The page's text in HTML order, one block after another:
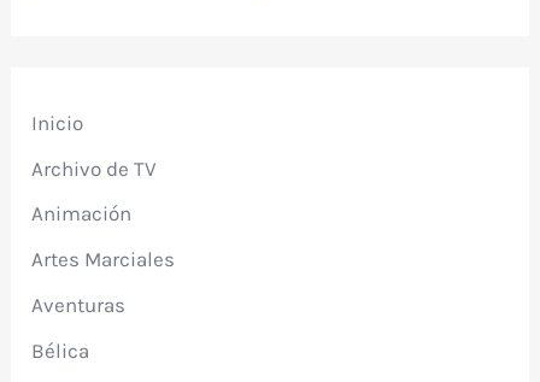
Inicio
Archivo de TV
Animación
Artes Marciales
Aventuras
Bélica